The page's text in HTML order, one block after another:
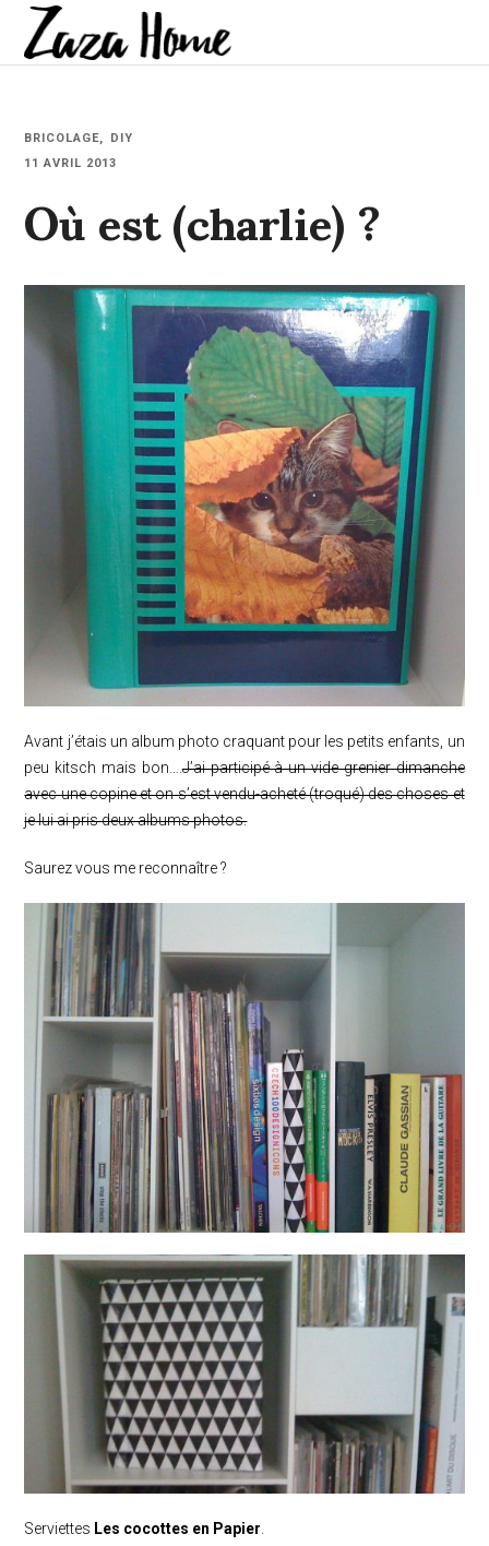
BRICOLAGE
DIY
11 AVRIL 2013
Où est (charlie) ?
Avant j’étais un album photo craquant pour les petits enfants, un
peu kitsch mais bon….J’ai participé à un vide grenier dimanche
avec une copine et on s’est vendu-acheté (troqué) des choses et
je lui ai pris deux albums photos.
Saurez vous me reconnaître ?
Serviettes Les cocottes en Papier.